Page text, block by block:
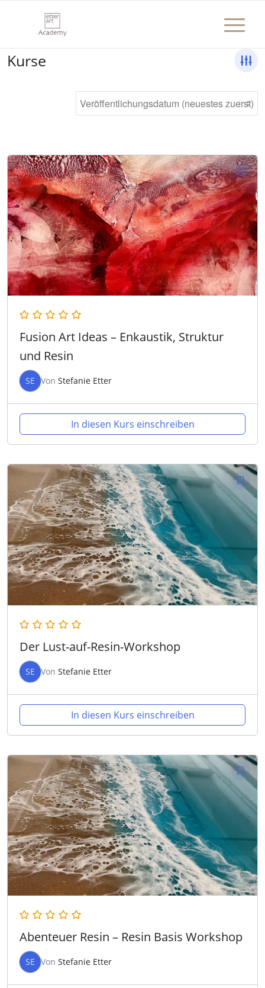
Kurse
Fusion Art Ideas – Enkaustik, Struktur
und Resin
SE Von Stefanie Etter
In diesen Kurs einschreiben
Der Lust-auf-Resin-Workshop
SE Von Stefanie Etter
In diesen Kurs einschreiben
Abenteuer Resin – Resin Basis Workshop
SE Von Stefanie Etter